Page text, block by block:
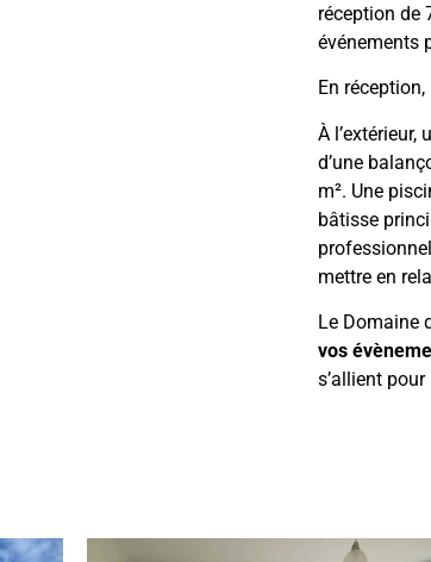
réception de
événements
En
À l’extérieur,
d’une
m². Une
bâtisse
mettre en
Le Domaine
vos
s’allient